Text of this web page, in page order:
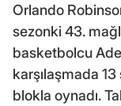
Orlando
sezonki 43.
basketbolcu
karşılaşmada 13
blokla oynadı.